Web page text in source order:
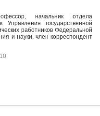
начальник отдела
государственной
работников Федеральной
и науки, член-корреспондент